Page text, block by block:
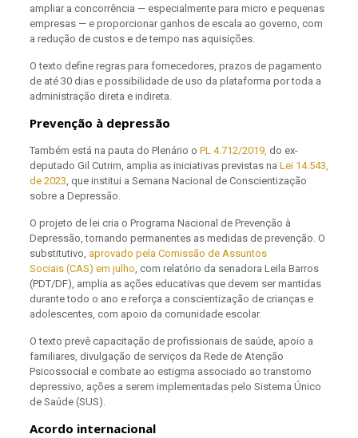
ampliar a concorrência — especialmente para micro e pequenas
empresas — e proporcionar ganhos de escala ao governo, com
a redução de custos e de tempo nas aquisições.
O texto define regras para fornecedores, prazos de pagamento
de até 30 dias e possibilidade de uso da plataforma por toda a
administração direta e indireta.
Prevenção à depressão
Também está na pauta do Plenário o PL 4.712/2019, do ex-
deputado Gil Cutrim, amplia as iniciativas previstas na Lei 14.543,
de 2023, que institui a Semana Nacional de Conscientização
sobre a Depressão.
O projeto de lei cria o Programa Nacional de Prevenção à
Depressão, tornando permanentes as medidas de prevenção. O
substitutivo, aprovado pela Comissão de Assuntos
Sociais (CAS) em julho, com relatório da senadora Leila Barros
(PDT/DF), amplia as ações educativas que devem ser mantidas
durante todo o ano e reforça a conscientização de crianças e
adolescentes, com apoio da comunidade escolar.
O texto prevê capacitação de profissionais de saúde, apoio a
familiares, divulgação de serviços da Rede de Atenção
Psicossocial e combate ao estigma associado ao transtorno
depressivo, ações a serem implementadas pelo Sistema Único
de Saúde (SUS).
Acordo internacional